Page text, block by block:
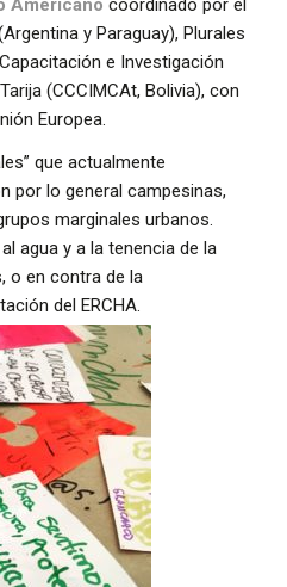
y Paraguay), Plurales
e Investigación
(CCCIMCAt, Bolivia), con
Europea.
que actualmente
por lo general campesinas,
marginales urbanos.
agua y a la tenencia de la
o en contra de la
del ERCHA.